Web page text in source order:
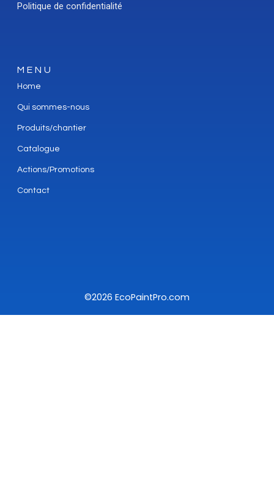
Politique de confidentialité
MENU
Home
Qui sommes-nous
Produits/chantier
Catalogue
Actions/Promotions
Contact
©2026 EcoPaintPro.com